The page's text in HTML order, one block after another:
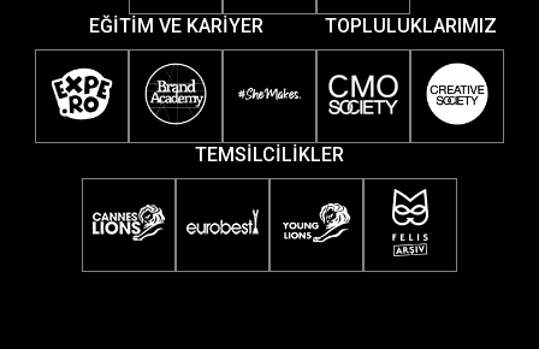
EĞİTİM VE KARİYER TOPLULUKLARIMIZ
TEMSİLCİLİKLER